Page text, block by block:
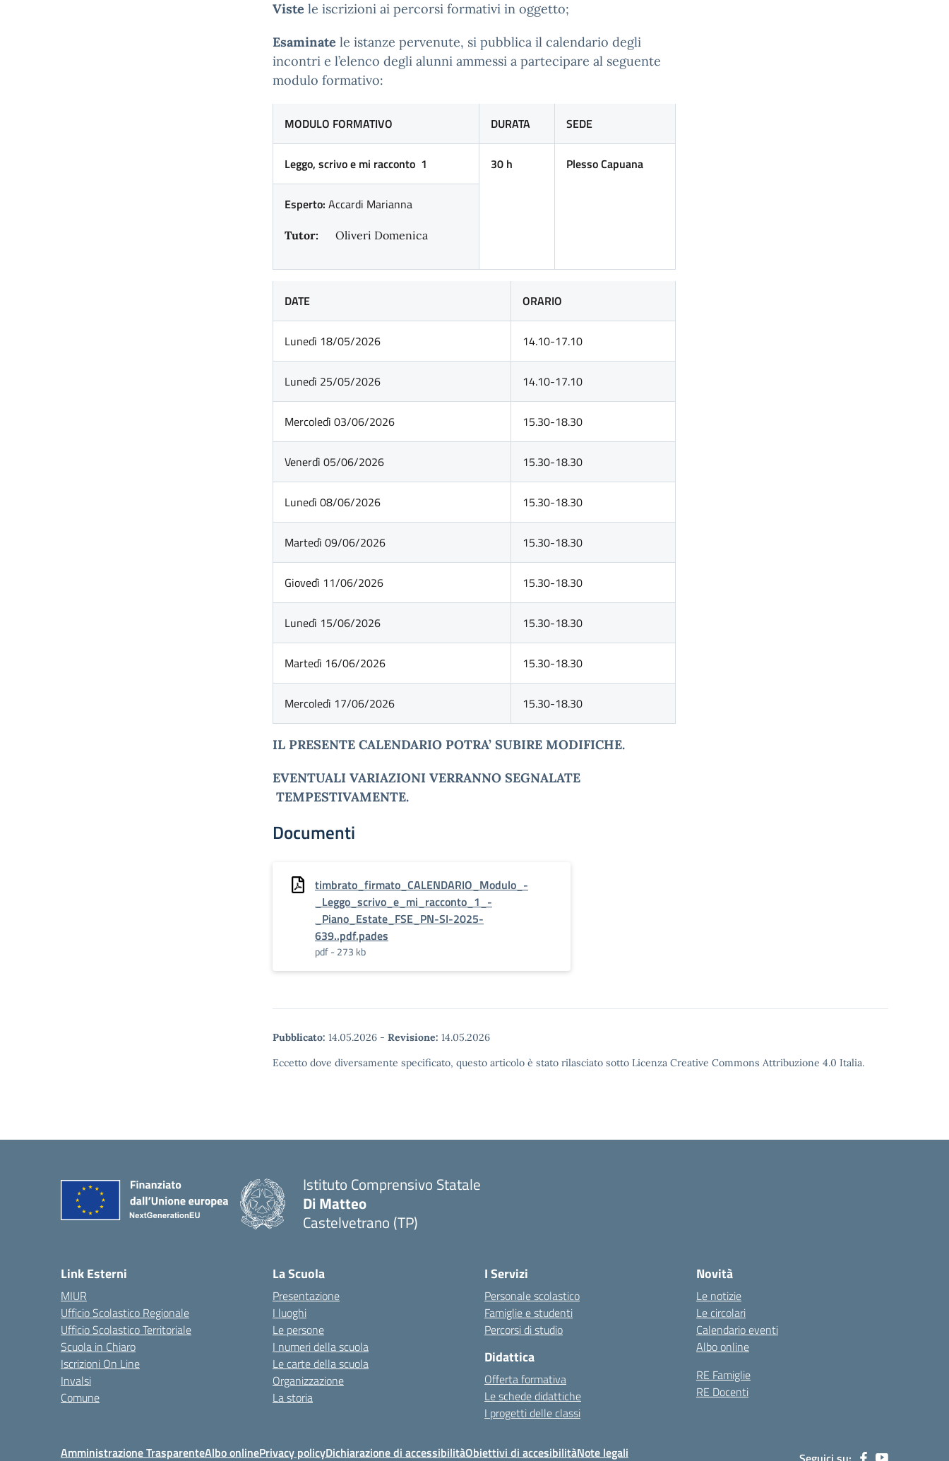
Viste le iscrizioni ai percorsi formativi in oggetto;
Esaminate le istanze pervenute, si pubblica il calendario degli
incontri e l’elenco degli alunni ammessi a partecipare al seguente
modulo formativo:
MODULO FORMATIVO DURATA SEDE
Leggo, scrivo e mi racconto 1 30 h Plesso Capuana
Esperto: Accardi Marianna
Tutor: Oliveri Domenica
DATE ORARIO
Lunedì 18/05/2026 14.10-17.10
Lunedì 25/05/2026 14.10-17.10
Mercoledì 03/06/2026 15.30-18.30
Venerdì 05/06/2026 15.30-18.30
Lunedì 08/06/2026 15.30-18.30
Martedì 09/06/2026 15.30-18.30
Giovedì 11/06/2026 15.30-18.30
Lunedì 15/06/2026 15.30-18.30
Martedì 16/06/2026 15.30-18.30
Mercoledì 17/06/2026 15.30-18.30
IL PRESENTE CALENDARIO POTRA’ SUBIRE MODIFICHE.
EVENTUALI VARIAZIONI VERRANNO SEGNALATE
TEMPESTIVAMENTE.
Documenti
timbrato_firmato_CALENDARIO_Modulo_-
_Leggo_scrivo_e_mi_racconto_1_-
_Piano_Estate_FSE_PN-SI-2025-
639..pdf.pades
pdf - 273 kb
Pubblicato: 14.05.2026 - Revisione: 14.05.2026
Eccetto dove diversamente specificato, questo articolo è stato rilasciato sotto Licenza Creative Commons Attribuzione 4.0 Italia.
Istituto Comprensivo Statale
Di Matteo
Castelvetrano (TP)
Link Esterni
MIUR
Ufficio Scolastico Regionale
Ufficio Scolastico Territoriale
Scuola in Chiaro
Iscrizioni On Line
Invalsi
Comune
La Scuola
Presentazione
I luoghi
Le persone
I numeri della scuola
Le carte della scuola
Organizzazione
La storia
I Servizi
Personale scolastico
Famiglie e studenti
Percorsi di studio
Didattica
Offerta formativa
Le schede didattiche
I progetti delle classi
Novità
Le notizie
Le circolari
Calendario eventi
Albo online
RE Famiglie
RE Docenti
Amministrazione TrasparenteAlbo onlinePrivacy policyDichiarazione di accessibilitàObiettivi di accesibilitàNote legali